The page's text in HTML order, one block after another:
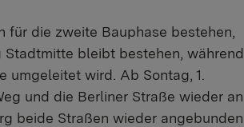
die zweite Bauphase bestehen,
Stadtmitte bleibt bestehen, während
wird. Ab Sontag, 1.
und die Berliner Straße wieder an
beide Straßen wieder angebunden